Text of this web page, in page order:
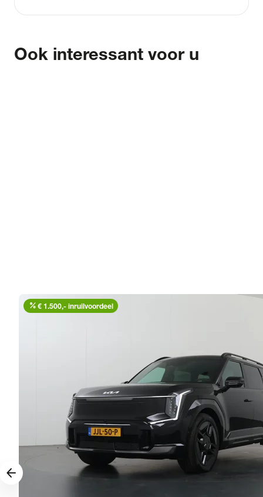
Ook interessant voor u
percent € 1.500,- inruilvoordeel
arrow_forward